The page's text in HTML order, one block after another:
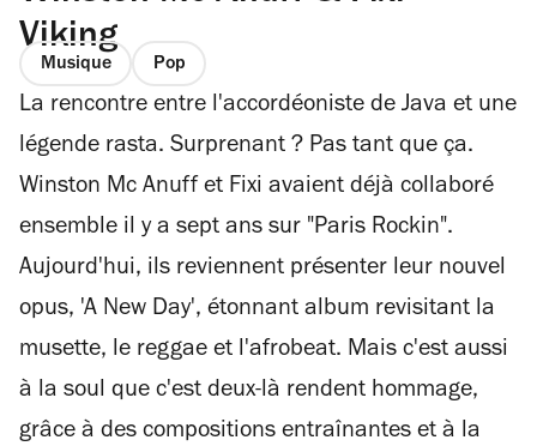
Viking
Musique Pop
La rencontre entre l'accordéoniste de Java et une
légende rasta. Surprenant ? Pas tant que ça.
Winston Mc Anuff et Fixi avaient déjà collaboré
ensemble il y a sept ans sur "Paris Rockin".
Aujourd'hui, ils reviennent présenter leur nouvel
opus, 'A New Day', étonnant album revisitant la
musette, le reggae et l'afrobeat. Mais c'est aussi
à la soul que c'est deux-là rendent hommage,
grâce à des compositions entraînantes et à la